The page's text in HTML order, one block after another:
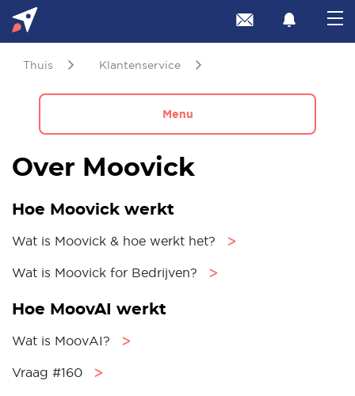
Thuis Klantenservice
Menu
Over Moovick
Hoe Moovick werkt
Wat is Moovick & hoe werkt het? ᐳ
Wat is Moovick for Bedrijven? ᐳ
Hoe MoovAI werkt
Wat is MoovAI? ᐳ
Vraag #160 ᐳ